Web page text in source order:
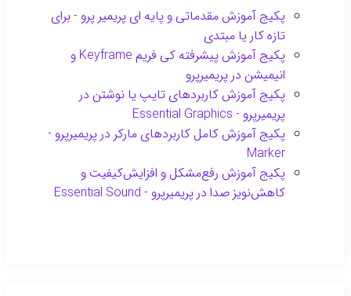
بهترین خروجی نهایی و کاهش حجم تا 10 برابر کمتر
پکیج آموزش مقدماتی و پایه ای پریمیر پرو - برای
تازه کار یا مبتدی
پکیج آموزش پیشرفته کی فریم Keyframe و
انیمیشن در پریمیرپرو
پکیج آموزش کاربردهای تایپ یا نوشتن در
پریمیرپرو - Essential Graphics
پکیج آموزش کامل کاربردهای مارکر در پریمیرپرو -
Marker
پکیج آموزش رفع‌مشکل و افزایش‌کیفیت و
کاهش‌نویز صدا در پریمیرپرو - Essential Sound